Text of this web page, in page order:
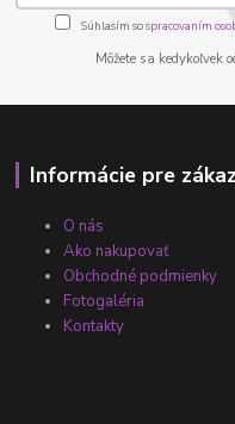
Súhlasím sospracovaním
Môžete sa
Informácie pre
O nás
Ako nakupovať
Obchodné podmienky
Fotogaléria
Kontakty